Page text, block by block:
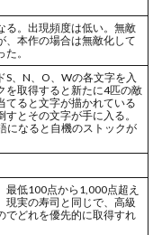
る。出現頻度は低い。無敵
、本作の場合は無敵化して
。
、N、O、Wの各文字を入
を取得すると新たに4匹の敵
てると文字が描かれている
とその文字が手に入る。
になると自機のストックが
最低100点から1,000点超え
現実の寿司と同じで、高級
でどれを優先的に取得すれ